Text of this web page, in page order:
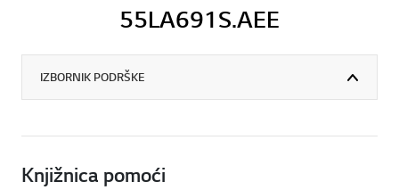
55LA691S.AEE
IZBORNIK PODRŠKE
Knjižnica pomoći